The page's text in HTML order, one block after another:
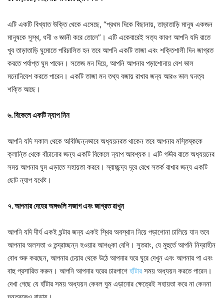
এটি একটি বিখ্যাত উক্তি থেকে এসেছে, “প্রথম দিকে বিছানায়, তাড়াতাড়ি মানুষ একজন
মানুষকে সুস্থ, ধনী ও জ্ঞানী করে তোলে”। এটি একেবারেই সত্য কারণ আপনি যদি রাতে
খুব তাড়াতাড়ি ঘুমোতে পরিচালিত হন তবে আপনি একটি তাজা এবং শক্তিশালী দিন জাগ্রত
করতে পর্যাপ্ত ঘুম পাবেন। সতেজ মন দিয়ে, আপনি আপনার পড়াশোনায় বেশ ভাল
মনোনিবেশ করতে পারেন। একটি তাজা মন তথ্য বজায় রাখার জন্য আরও ভাল ঘনত্ব
শক্তি আছে।
৬. বিকেলে একটি ন্যাপ নিন
আপনি যদি সকাল থেকে অবিচ্ছিন্নভাবে অধ্যয়নরত থাকেন তবে আপনার মস্তিষ্ককে
ক্লান্তি থেকে বাঁচানোর জন্য একটি বিকেলে ন্যাপ আবশ্যক। এটি গভীর রাতে অধ্যয়নের
সময় আপনার ঘুম এড়াতে সহায়তা করবে। স্বাচ্ছন্দ্য দূরে রেখে সতর্ক রাখার জন্য একটি
ছোট ন্যাপ যথেষ্ট।
৭. আপনার দেহের অঙ্গগুলি সজাগ এবং জাগ্রত রাখুন
আপনি যদি দীর্ঘ একই ঘন্টার জন্য একই স্থির অবস্থান নিয়ে পড়াশোনা চালিয়ে যান তবে
আপনার অলসতা ও তন্দ্রাচ্ছন্ন হওয়ার আশঙ্কা বেশি। সুতরাং, যে মুহুর্তে আপনি নিদ্রাহীন
বোধ শুরু করছেন, আপনার চেয়ার থেকে উঠে আপনার ঘরে ঘুরে দেখুন এবং আপনার পা এবং
বাহু প্রসারিত করুন। আপনি আপনার ঘরের চারপাশে হাঁটার সময় অধ্যয়ন করতে পারেন।
দেখা গেছে যে হাঁটার সময় অধ্যয়ন কেবল ঘুম এড়ানোর ক্ষেত্রেই সহায়তা করে না কেননা